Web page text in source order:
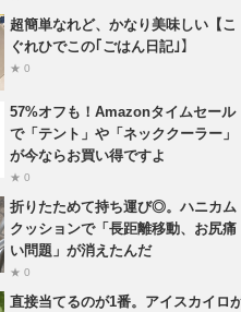
超簡単なれど、かなり美味しい【こ
ぐれひでこの｢ごはん日記｣】
★ 0
57%オフも！Amazonタイムセール
で「テント」や「ネッククーラー」
が今ならお買い得ですよ
★ 0
折りたためて持ち運び◎。ハニカム
クッションで「長距離移動、お尻痛
い問題」が消えたんだ
★ 0
直接当てるのが1番。アイスカイロ